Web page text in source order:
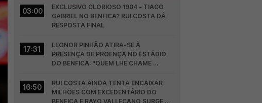
03:00
EXCLUSIVO GLORIOSO 1904 - TIAGO
GABRIEL NO BENFICA? RUI COSTA DÁ
RESPOSTA FINAL
17:31
LEONOR PINHÃO ATIRA-SE À
PRESENÇA DE PROENÇA NO ESTÁDIO
DO BENFICA: "QUEM LHE CHAME
16:50
RUI COSTA AINDA TENTA ENCAIXAR
MILHÕES COM EXCEDENTÁRIO DO
BENFICA E RAYO VALLECANO SURGE NA